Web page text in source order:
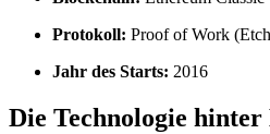
Protokoll: Proof of Work
Jahr des Starts: 2016
Die Technologie